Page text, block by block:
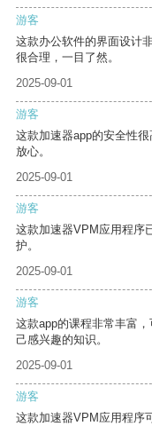
游客
这款办公软件的界面设计
很合理，一目了然。
2025-09-01
游客
这款加速器app的安全性
放心。
2025-09-01
游客
这款加速器VPM应用程序
护。
2025-09-01
游客
这款app的课程非常丰富
己感兴趣的知识。
2025-09-01
游客
这款加速器VPM应用程序